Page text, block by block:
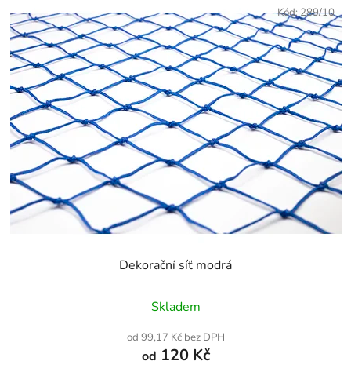
Dekorační síť modrá
hodnocení
je
5,0
Skladem
od 99,17 Kč bez DPH
od 120 Kč
Kód:289/10